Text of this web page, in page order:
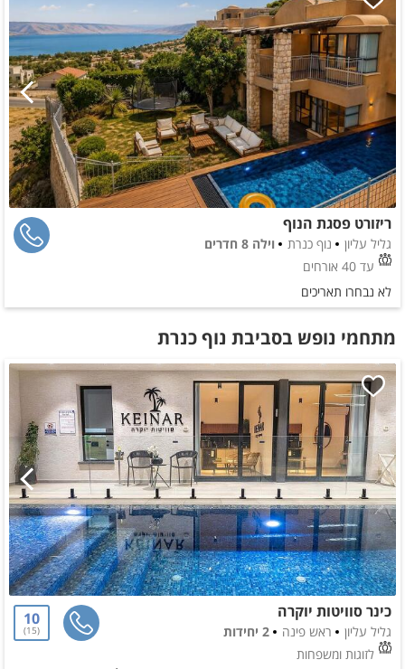
ריזורט פסגת הנוף
גליל עליון נוף כנרת
וילה 8 חדרים
עד 40 אורחים
לא נבחרו תאריכים
מתחמי נופש בסביבת נוף כנרת
כינר סוויטות יוקרה
גליל עליון ראש פינה
2 יחידות
לזוגות ומשפחות
10
15